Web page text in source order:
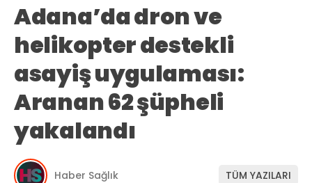
Adana’da dron ve
helikopter destekli
asayiş uygulaması:
Aranan 62 şüpheli
yakalandı
Haber Sağlık TÜM YAZILARI